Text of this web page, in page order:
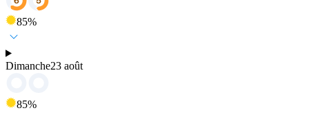
85%
Dimanche23 août
85%